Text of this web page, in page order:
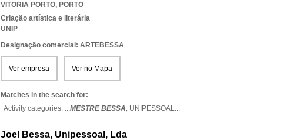
VITORIA PORTO, PORTO
Criação artística e literária
UNIP
Designação comercial: ARTEBESSA
Ver empresa Ver no Mapa
Matches in the search for:
Activity categories: ...MESTRE BESSA, UNIPESSOAL...
Joel Bessa, Unipessoal, Lda